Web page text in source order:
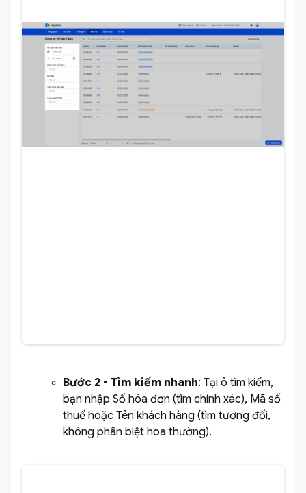
Bước 2 - Tìm kiếm nhanh: Tại ô tìm kiếm,
bạn nhập Số hóa đơn (tìm chính xác), Mã số
thuế hoặc Tên khách hàng (tìm tương đối,
không phân biệt hoa thường).